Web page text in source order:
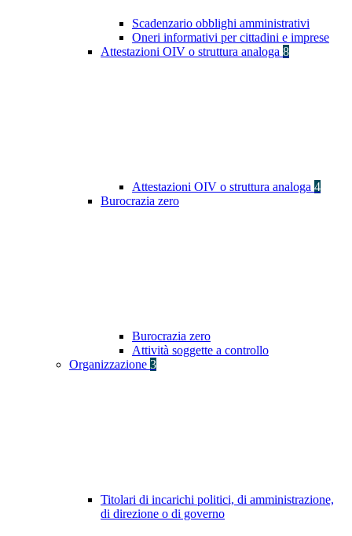
Scadenzario obblighi amministrativi
Oneri informativi per cittadini e imprese
Attestazioni OIV o struttura analoga 8
Attestazioni OIV o struttura analoga 4
Burocrazia zero
Burocrazia zero
Attività soggette a controllo
Organizzazione 3
Titolari di incarichi politici, di amministrazione,
di direzione o di governo